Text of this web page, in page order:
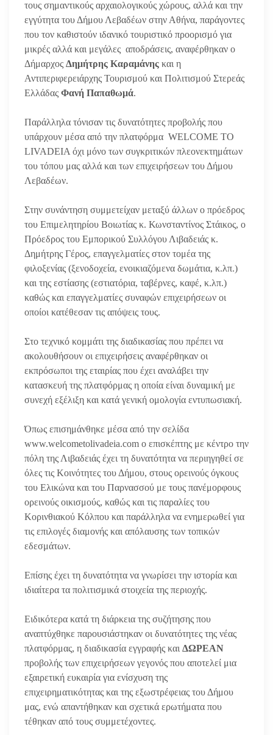
τους σημαντικούς αρχαιολογικούς χώρους, αλλά και την
εγγύτητα του Δήμου Λεβαδέων στην Αθήνα, παράγοντες
που τον καθιστούν ιδανικό τουριστικό προορισμό για
μικρές αλλά και μεγάλες αποδράσεις, αναφέρθηκαν ο
Δήμαρχος Δημήτρης Καραμάνης και η
Αντιπεριφερειάρχης Τουρισμού και Πολιτισμού Στερεάς
Ελλάδας Φανή Παπαθωμά.
Παράλληλα τόνισαν τις δυνατότητες προβολής που
υπάρχουν μέσα από την πλατφόρμα WELCOME TO
LIVADEIA όχι μόνο των συγκριτικών πλεονεκτημάτων
του τόπου μας αλλά και των επιχειρήσεων του Δήμου
Λεβαδέων.
Στην συνάντηση συμμετείχαν μεταξύ άλλων ο πρόεδρος
του Επιμελητηρίου Βοιωτίας κ. Κωνσταντίνος Στάικος, ο
Πρόεδρος του Εμπορικού Συλλόγου Λιβαδειάς κ.
Δημήτρης Γέρος, επαγγελματίες στον τομέα της
φιλοξενίας (ξενοδοχεία, ενοικιαζόμενα δωμάτια, κ.λπ.)
και της εστίασης (εστιατόρια, ταβέρνες, καφέ, κ.λπ.)
καθώς και επαγγελματίες συναφών επιχειρήσεων οι
οποίοι κατέθεσαν τις απόψεις τους.
Στο τεχνικό κομμάτι της διαδικασίας που πρέπει να
ακολουθήσουν οι επιχειρήσεις αναφέρθηκαν οι
εκπρόσωποι της εταιρίας που έχει αναλάβει την
κατασκευή της πλατφόρμας η οποία είναι δυναμική με
συνεχή εξέλιξη και κατά γενική ομολογία εντυπωσιακή.
Όπως επισημάνθηκε μέσα από την σελίδα
www.welcometolivadeia.com ο επισκέπτης με κέντρο την
πόλη της Λιβαδειάς έχει τη δυνατότητα να περιηγηθεί σε
όλες τις Κοινότητες του Δήμου, στους ορεινούς όγκους
του Ελικώνα και του Παρνασσού με τους πανέμορφους
ορεινούς οικισμούς, καθώς και τις παραλίες του
Κορινθιακού Κόλπου και παράλληλα να ενημερωθεί για
τις επιλογές διαμονής και απόλαυσης των τοπικών
εδεσμάτων.
Επίσης έχει τη δυνατότητα να γνωρίσει την ιστορία και
ιδιαίτερα τα πολιτισμικά στοιχεία της περιοχής.
Ειδικότερα κατά τη διάρκεια της συζήτησης που
αναπτύχθηκε παρουσιάστηκαν οι δυνατότητες της νέας
πλατφόρμας, η διαδικασία εγγραφής και ΔΩΡΕΑΝ
προβολής των επιχειρήσεων γεγονός που αποτελεί μια
εξαιρετική ευκαιρία για ενίσχυση της
επιχειρηματικότητας και της εξωστρέφειας του Δήμου
μας, ενώ απαντήθηκαν και σχετικά ερωτήματα που
τέθηκαν από τους συμμετέχοντες.